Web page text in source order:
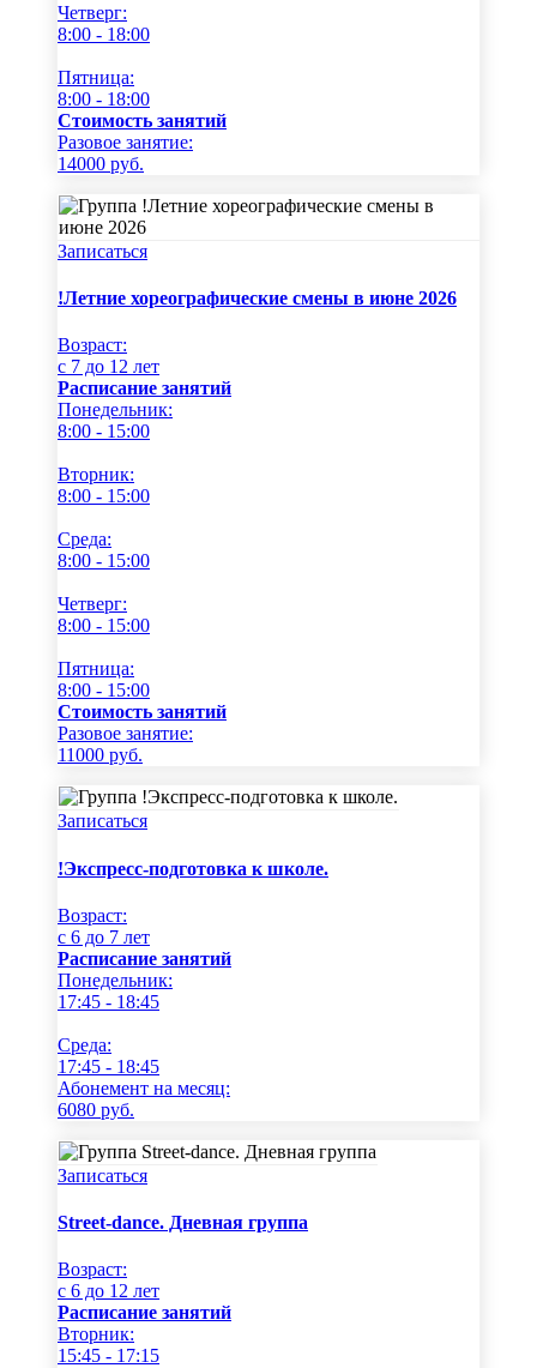
Четверг:
8:00 - 18:00
Пятница:
8:00 - 18:00
Стоимость занятий
Разовое занятие:
14000 руб.
Записаться
!Летние хореографические смены в июне 2026
Возраст:
c 7 до 12 лет
Расписание занятий
Понедельник:
8:00 - 15:00
Вторник:
8:00 - 15:00
Среда:
8:00 - 15:00
Четверг:
8:00 - 15:00
Пятница:
8:00 - 15:00
Стоимость занятий
Разовое занятие:
11000 руб.
Записаться
!Экспресс-подготовка к школе.
Возраст:
c 6 до 7 лет
Расписание занятий
Понедельник:
17:45 - 18:45
Среда:
17:45 - 18:45
Абонемент на месяц:
6080 руб.
Записаться
Street-dance. Дневная группа
Возраст:
c 6 до 12 лет
Расписание занятий
Вторник:
15:45 - 17:15